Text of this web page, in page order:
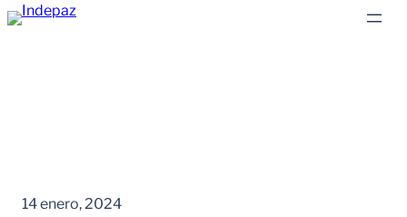
Saltar
14 enero, 2024